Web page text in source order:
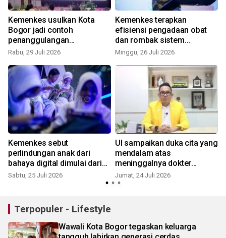
Kemenkes usulkan Kota
Bogor jadi contoh
penanggulangan
tuberkulosis terintegrasi
Rabu, 29 Juli 2026
Kemenkes terapkan
efisiensi pengadaan obat
dan rombak sistem
akreditasi RS
Minggu, 26 Juli 2026
Kemenkes sebut
perlindungan anak dari
bahaya digital dimulai dari
keluarga
Sabtu, 25 Juli 2026
UI sampaikan duka cita yang
mendalam atas
meninggalnya dokter
Zulfikar Drakel
Jumat, 24 Juli 2026
Terpopuler - Lifestyle
Wawali Kota Bogor tegaskan keluarga